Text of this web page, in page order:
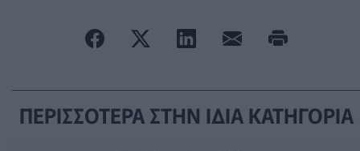
ΠΕΡΙΣΣΟΤΕΡΑ ΣΤΗΝ ΙΔΙΑ ΚΑΤΗΓΟΡΙΑ